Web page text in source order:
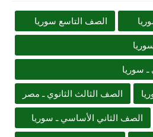
الصف التاسع سوريا
ـ سوريا
الصف الثالث الثانوي ـ مصر
الصف الثاني الأساسي ـ سوريا